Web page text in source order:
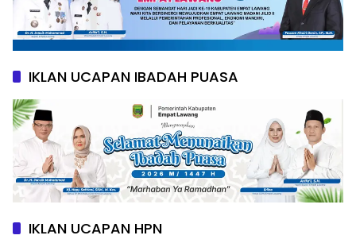
IKLAN UCAPAN IBADAH PUASA
IKLAN UCAPAN HPN